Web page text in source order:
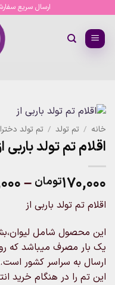
content
ارسال سریع
خانه / تم تولد / تم تولد
اقلام تم تولد باربی
۱۷۰,۰۰۰تومان –
اقلام تم تولد باربی از
این محصول شامل
یک بار مصرف میباشد که
ارسال به سراسر کشور
این تم را در هنگام خرید